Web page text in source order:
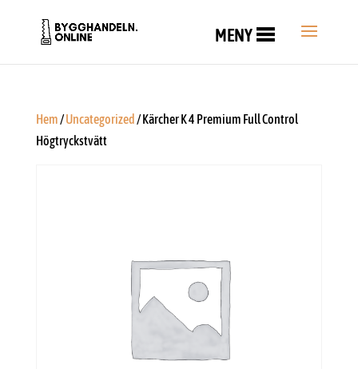
MENY
Hem/Uncategorized / Kärcher K 4 Premium Full Control
Högtryckstvätt